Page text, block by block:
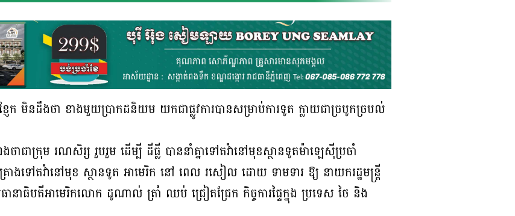
ក មិនដឹងថា ខាងមួយប្រាកដនិយម យកជាផ្លូវការបានសម្រាប់ការទូត ក្លាយជាច្របូកច្របល់
ាជាក្រុម រណសិរ្ស រួបរួម ដើម្បី ដីធ្លី បាននាំគ្នាទៅតវ៉ានៅមុខស្ថានទូតម៉ាឡេស៊ីប្រចាំ
រោងទៅតវ៉ានៅមុខ ស្ថានទូត អាមេរិក នៅ ពេល រសៀល ដោយ ទាមទារ ឱ្យ នាយករដ្ឋមន្រ្តី
ាធិបតីអាមេរិកលោក ដូណាល់ ត្រាំ ឈប់ ជ្រៀតជ្រែក កិច្ចការផ្ទៃក្នុង ប្រទេស ថៃ និង